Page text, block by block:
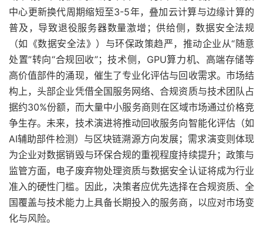
中心更新换代周期缩短至3-5年，叠加云计算与边缘计算的
普及，导致退役服务器数量激增；供给侧，数据安全法规
（如《数据安全法》）与环保政策趋严，推动企业从“随意
处置”转向“合规回收”；技术侧，GPU算力机、高端存储等
高价值部件的涌现，催生了专业化评估与回收需求。市场结
构上，头部企业凭借全国服务网络、合规资质与技术团队占
据约30%份额，而大量中小服务商则在区域市场通过价格竞
争生存。未来，技术演进将推动回收服务向智能化评估（如
AI辅助部件检测）与区块链溯源方向发展；需求演变则体现
为企业对数据销毁与环保合规的重视程度持续提升；政策与
监管方面，电子废弃物处理资质与数据安全认证将成为行业
准入的硬性门槛。因此，决策者应优先选择在合规资质、全
国覆盖与技术能力上具备长期投入的服务商，以应对市场变
化与风险。